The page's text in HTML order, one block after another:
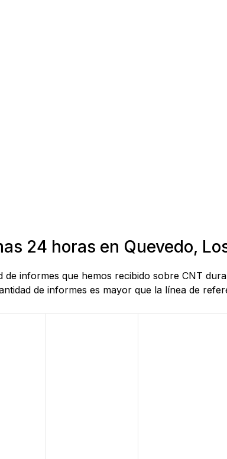
24 horas en Quevedo,
de informes que hemos recibido sobre CNT
de informes es mayor que la línea de